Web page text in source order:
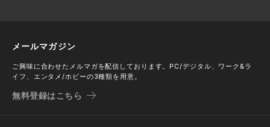
メールマガジン
ご興味に合わせたメルマガを配信しております。PC/デジタル、ワーク&ラ
イフ、エンタメ/ホビーの3種類を用意。
無料登録はこちら